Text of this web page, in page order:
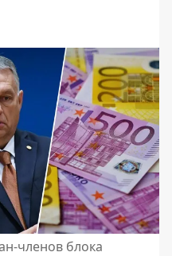
членов блока